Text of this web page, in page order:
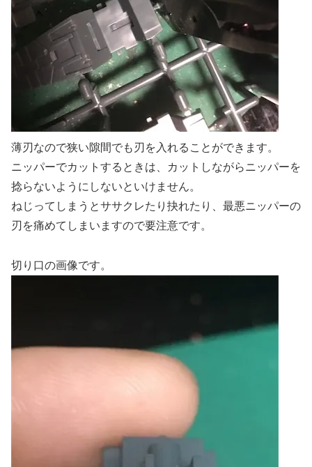
薄刃なので狭い隙間でも刃を入れることができます。
ニッパーでカットするときは、カットしながらニッパーを
捻らないようにしないといけません。
ねじってしまうとササクレたり抉れたり、最悪ニッパーの
刃を痛めてしまいますので要注意です。
切り口の画像です。